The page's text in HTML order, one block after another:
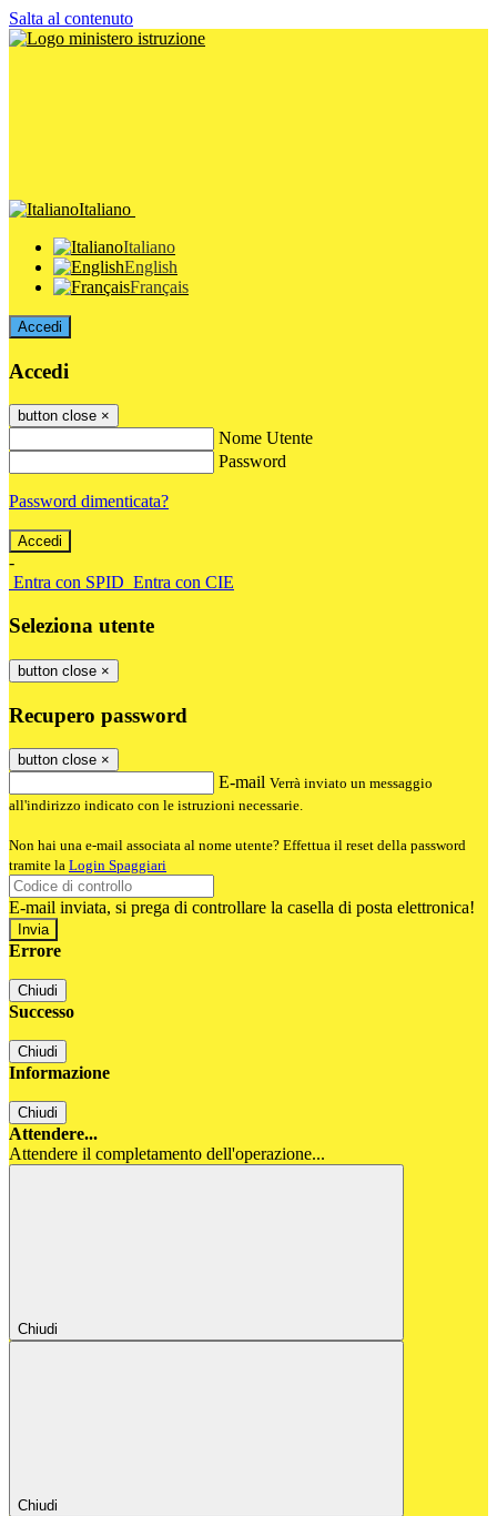
Salta al contenuto
Italiano
Italiano
English
Français
Accedi
Accedi
button close ×
Nome Utente
Password
Password dimenticata?
-
Entra con SPID Entra con CIE
Seleziona utente
button close ×
Recupero password
button close ×
E-mail Verrà inviato un messaggio
all'indirizzo indicato con le istruzioni necessarie.
Non hai una e-mail associata al nome utente? Effettua il reset della password
tramite la Login Spaggiari
E-mail inviata, si prega di controllare la casella di posta elettronica!
Errore
Chiudi
Successo
Chiudi
Informazione
Chiudi
Attendere...
Attendere il completamento dell'operazione...
Chiudi
Chiudi